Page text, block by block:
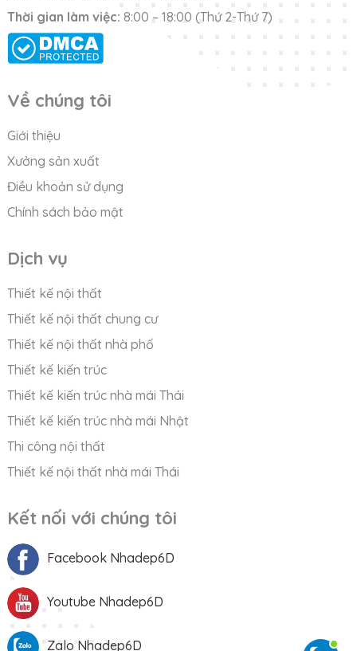
Thời gian làm việc: 8:00 – 18:00 (Thứ 2-Thứ 7)
Về chúng tôi
Giới thiệu
Xưởng sản xuất
Điều khoản sử dụng
Chính sách bảo mật
Dịch vụ
Thiết kế nội thất
Thiết kế nội thất chung cư
Thiết kế nội thất nhà phố
Thiết kế kiến trúc
Thiết kế kiến trúc nhà mái Thái
Thiết kế kiến trúc nhà mái Nhật
Thi công nội thất
Thiết kế nội thất nhà mái Thái
Kết nối với chúng tôi
Facebook Nhadep6D
Youtube Nhadep6D
Zalo Nhadep6D